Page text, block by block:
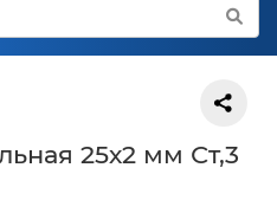
25х2 мм Ст,3